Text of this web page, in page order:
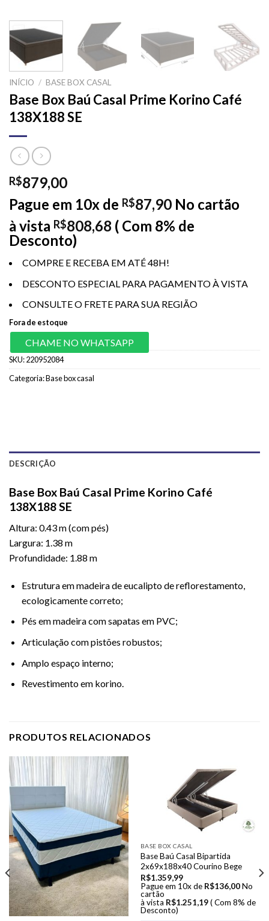
INÍCIO / BASE BOX CASAL
Base Box Baú Casal Prime Korino Café
138X188 SE
R$879,00
Pague em 10x de R$87,90 No cartão
à vista R$808,68 ( Com 8% de
Desconto)
COMPRE E RECEBA EM ATÉ 48H!
DESCONTO ESPECIAL PARA PAGAMENTO À VISTA
CONSULTE O FRETE PARA SUA REGIÃO
Fora de estoque
CHAME NO WHATSAPP
SKU:220952084
Categoria:Base box casal
DESCRIÇÃO
Base Box Baú Casal Prime Korino Café
138X188 SE
Altura: 0.43 m (com pés)
Largura: 1.38 m
Profundidade: 1.88 m
Estrutura em madeira de eucalipto de reflorestamento,
ecologicamente correto;
Pés em madeira com sapatas em PVC;
Articulação com pistões robustos;
Amplo espaço interno;
Revestimento em korino.
PRODUTOS RELACIONADOS
BASE BOX CASAL
Base Baú Casal Bipartida
2x69x188x40 Courino Bege
R$1.359,99
Pague em 10x de R$136,00 No
cartão
à vista R$1.251,19 ( Com 8% de
Desconto)